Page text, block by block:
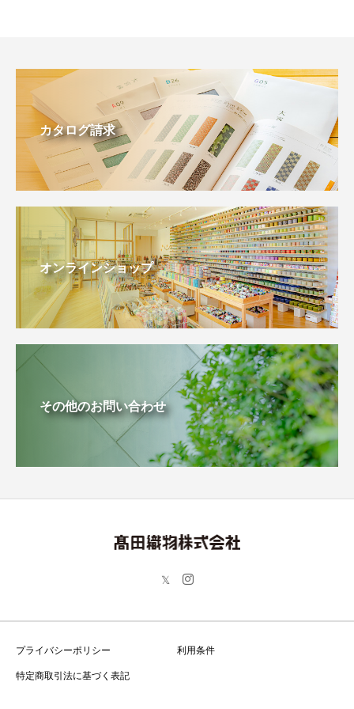
カタログ請求
オンラインショップ
その他のお問い合わせ
プライバシーポリシー
利用条件
特定商取引法に基づく表記